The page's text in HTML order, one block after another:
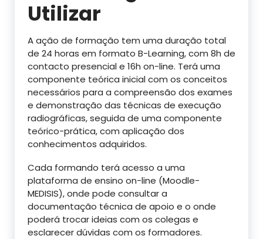
Utilizar
A ação de formação tem uma duração total
de 24 horas em formato B-Learning, com 8h de
contacto presencial e 16h on-line. Terá uma
componente teórica inicial com os conceitos
necessários para a compreensão dos exames
e demonstração das técnicas de execução
radiográficas, seguida de uma componente
teórico-prática, com aplicação dos
conhecimentos adquiridos.
Cada formando terá acesso a uma
plataforma de ensino on-line (Moodle-
MEDISIS), onde pode consultar a
documentação técnica de apoio e o onde
poderá trocar ideias com os colegas e
esclarecer dúvidas com os formadores.